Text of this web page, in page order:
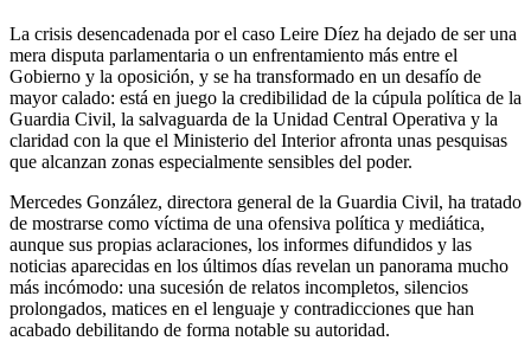
La crisis desencadenada por el caso Leire Díez ha dejado de ser una
mera disputa parlamentaria o un enfrentamiento más entre el
Gobierno y la oposición, y se ha transformado en un desafío de
mayor calado: está en juego la credibilidad de la cúpula política de la
Guardia Civil, la salvaguarda de la Unidad Central Operativa y la
claridad con la que el Ministerio del Interior afronta unas pesquisas
que alcanzan zonas especialmente sensibles del poder.
Mercedes González, directora general de la Guardia Civil, ha tratado
de mostrarse como víctima de una ofensiva política y mediática,
aunque sus propias aclaraciones, los informes difundidos y las
noticias aparecidas en los últimos días revelan un panorama mucho
más incómodo: una sucesión de relatos incompletos, silencios
prolongados, matices en el lenguaje y contradicciones que han
acabado debilitando de forma notable su autoridad.